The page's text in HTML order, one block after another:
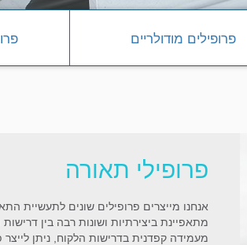
פרופילים מודולריים
פרופילי תאורה
אנחנו מייצרים פרופילים שונים לתעשיית
מתאפיינת ביצירתיות ושונות רבה בין
מעמידה קפדנית בדרישות הלקוח, ניתן